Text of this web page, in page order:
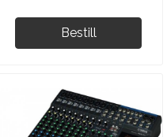
Bestill